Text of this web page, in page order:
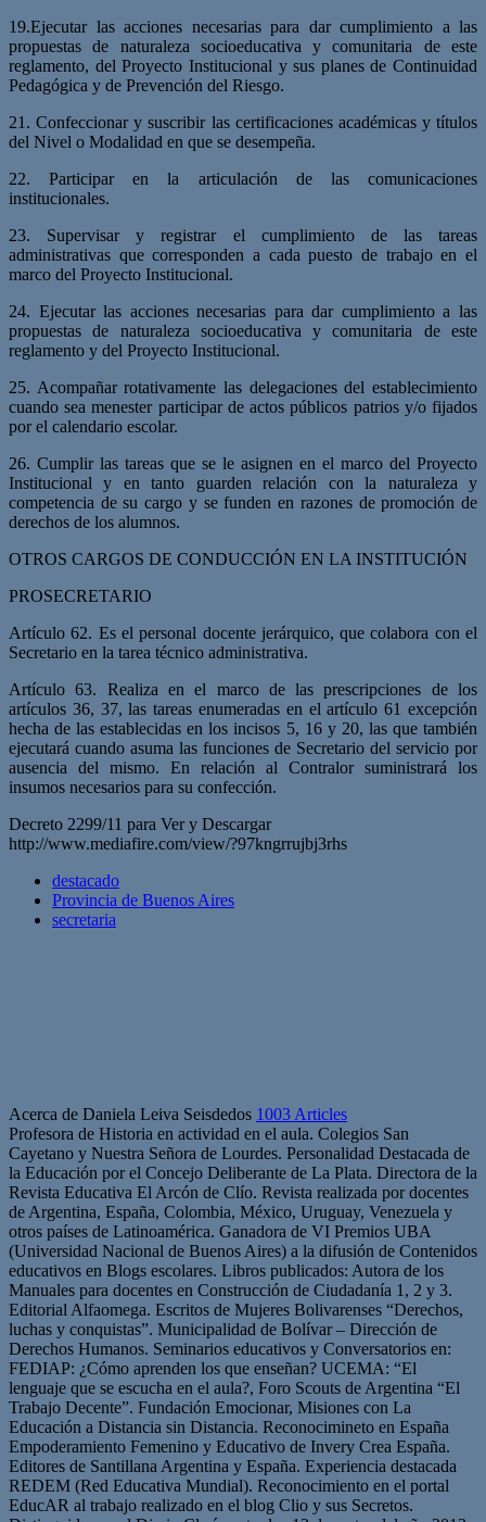
19.Ejecutar las acciones necesarias para dar cumplimiento a las
propuestas de naturaleza socioeducativa y comunitaria de este
reglamento, del Proyecto Institucional y sus planes de Continuidad
Pedagógica y de Prevención del Riesgo.
21. Confeccionar y suscribir las certificaciones académicas y títulos
del Nivel o Modalidad en que se desempeña.
22. Participar en la articulación de las comunicaciones
institucionales.
23. Supervisar y registrar el cumplimiento de las tareas
administrativas que corresponden a cada puesto de trabajo en el
marco del Proyecto Institucional.
24. Ejecutar las acciones necesarias para dar cumplimiento a las
propuestas de naturaleza socioeducativa y comunitaria de este
reglamento y del Proyecto Institucional.
25. Acompañar rotativamente las delegaciones del establecimiento
cuando sea menester participar de actos públicos patrios y/o fijados
por el calendario escolar.
26. Cumplir las tareas que se le asignen en el marco del Proyecto
Institucional y en tanto guarden relación con la naturaleza y
competencia de su cargo y se funden en razones de promoción de
derechos de los alumnos.
OTROS CARGOS DE CONDUCCIÓN EN LA INSTITUCIÓN
PROSECRETARIO
Artículo 62. Es el personal docente jerárquico, que colabora con el
Secretario en la tarea técnico administrativa.
Artículo 63. Realiza en el marco de las prescripciones de los
artículos 36, 37, las tareas enumeradas en el artículo 61 excepción
hecha de las establecidas en los incisos 5, 16 y 20, las que también
ejecutará cuando asuma las funciones de Secretario del servicio por
ausencia del mismo. En relación al Contralor suministrará los
insumos necesarios para su confección.
Decreto 2299/11 para Ver y Descargar
http://www.mediafire.com/view/?97kngrrujbj3rhs
destacado
Provincia de Buenos Aires
secretaria
Acerca de Daniela Leiva Seisdedos 1003 Articles
Profesora de Historia en actividad en el aula. Colegios San
Cayetano y Nuestra Señora de Lourdes. Personalidad Destacada de
la Educación por el Concejo Deliberante de La Plata. Directora de la
Revista Educativa El Arcón de Clío. Revista realizada por docentes
de Argentina, España, Colombia, México, Uruguay, Venezuela y
otros países de Latinoamérica. Ganadora de VI Premios UBA
(Universidad Nacional de Buenos Aires) a la difusión de Contenidos
educativos en Blogs escolares. Libros publicados: Autora de los
Manuales para docentes en Construcción de Ciudadanía 1, 2 y 3.
Editorial Alfaomega. Escritos de Mujeres Bolivarenses “Derechos,
luchas y conquistas”. Municipalidad de Bolívar – Dirección de
Derechos Humanos. Seminarios educativos y Conversatorios en:
FEDIAP: ¿Cómo aprenden los que enseñan? UCEMA: “El
lenguaje que se escucha en el aula?, Foro Scouts de Argentina “El
Trabajo Decente”. Fundación Emocionar, Misiones con La
Educación a Distancia sin Distancia. Reconocimineto en España
Empoderamiento Femenino y Educativo de Invery Crea España.
Editores de Santillana Argentina y España. Experiencia destacada
REDEM (Red Educativa Mundial). Reconocimiento en el portal
EducAR al trabajo realizado en el blog Clio y sus Secretos.